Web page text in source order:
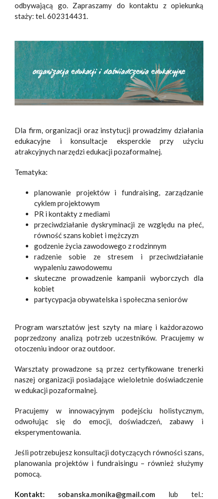
odbywającą go. Zapraszamy do kontaktu z opiekunką
staży: tel. 602314431.
Dla firm, organizacji oraz instytucji prowadzimy działania
edukacyjne i konsultacje eksperckie przy użyciu
atrakcyjnych narzędzi edukacji pozaformalnej.
Tematyka:
planowanie projektów i fundraising, zarządzanie
cyklem projektowym
PR i kontakty z mediami
przeciwdziałanie dyskryminacji ze względu na płeć,
równość szans kobiet i mężczyzn
godzenie życia zawodowego z rodzinnym
radzenie sobie ze stresem i przeciwdziałanie
wypaleniu zawodowemu
skuteczne prowadzenie kampanii wyborczych dla
kobiet
partycypacja obywatelska i społeczna seniorów
Program warsztatów jest szyty na miarę i każdorazowo
poprzedzony analizą potrzeb uczestników. Pracujemy w
otoczeniu indoor oraz outdoor.
Warsztaty prowadzone są przez certyfikowane trenerki
naszej organizacji posiadające wieloletnie doświadczenie
w edukacji pozaformalnej.
Pracujemy w innowacyjnym podejściu holistycznym,
odwołując się do emocji, doświadczeń, zabawy i
eksperymentowania.
Jeśli potrzebujesz konsultacji dotyczących równości szans,
planowania projektów i fundraisingu – również służymy
pomocą.
Kontakt: sobanska.monika@gmail.com lub
tel.: